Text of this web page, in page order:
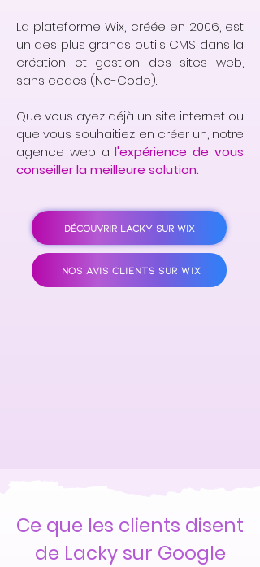
La plateforme Wix, créée en 2006, est
un des plus grands outils CMS dans la
création et gestion des sites web,
sans codes (No-Code).
Que vous ayez déjà un site internet ou
que vous souhaitiez en créer un, notre
agence web al'expérience de vous
conseiller la meilleure solution.
DÉCOUVRIR LACKY SUR WIX
NOS AVIS CLIENTS SUR WIX
Ce que les clients disent
de Lacky sur Google